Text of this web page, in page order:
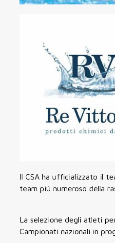
Il CSA ha ufficializzato il
team più numeroso della
La selezione degli atleti
Campionati nazionali in